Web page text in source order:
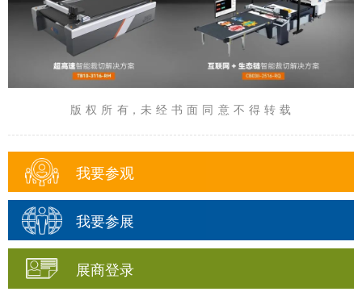
版 权 所 有，未 经 书 面 同 意 不 得 转 载
我要参观
我要参展
展商登录